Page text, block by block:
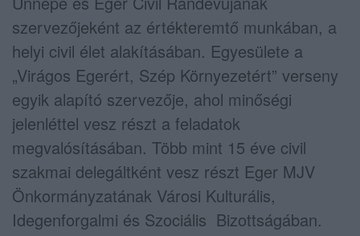
szervezőjeként az értékteremtő munkában, a
helyi civil élet alakításában. Egyesülete a
„Virágos Egerért, Szép Környezetért” verseny
egyik alapító szervezője, ahol minőségi
jelenléttel vesz részt a feladatok
megvalósításában. Több mint 15 éve civil
szakmai delegáltként vesz részt Eger MJV
Önkormányzatának Városi Kulturális,
Idegenforgalmi és Szociális Bizottságában.